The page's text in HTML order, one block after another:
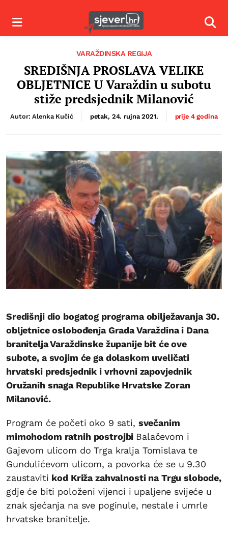
Izbornik
VARAŽDINSKA REGIJA
SREDIŠNJA PROSLAVA VELIKE
OBLJETNICE U Varaždin u subotu
stiže predsjednik Milanović
Autor: Alenka Kučić petak, 24. rujna 2021. prije 4 godina
Središnji dio bogatog programa obilježavanja 30.
obljetnice oslobođenja Grada Varaždina i Dana
branitelja Varaždinske županije bit će ove
subote, a svojim će ga dolaskom uveličati
hrvatski predsjednik i vrhovni zapovjednik
Oružanih snaga Republike Hrvatske Zoran
Milanović.
Program će početi oko 9 sati, svečanim
mimohodom ratnih postrojbi Balačevom i
Gajevom ulicom do Trga kralja Tomislava te
Gundulićevom ulicom, a povorka će se u 9.30
zaustaviti kod Križa zahvalnosti na Trgu slobode,
gdje će biti položeni vijenci i upaljene svijeće u
znak sjećanja na sve poginule, nestale i umrle
hrvatske branitelje.